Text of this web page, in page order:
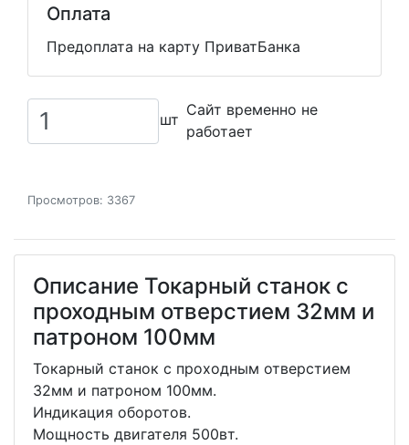
Оплата
Предоплата на карту ПриватБанка
шт
Сайт временно не
работает
Просмотров: 3367
Описание Токарный станок с
проходным отверстием 32мм и
патроном 100мм
Токарный станок с проходным отверстием
32мм и патроном 100мм.
Индикация оборотов.
Мощность двигателя 500вт.